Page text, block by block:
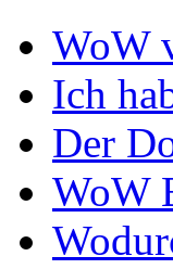
WoW
Ich
Der
WoW